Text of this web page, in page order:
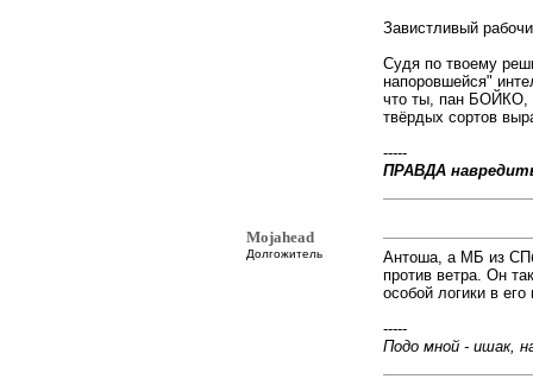
Завистливый
Судя по твоему
напоровшейся"
что ты, пан БОЙКО,
твёрдых сортов
-----
ПРАВДА
Mojahead
Долгожитель
Антоша, а МБ из СПб
против ветра. Он
особой логики в его
-----
Подо мной - ишак,